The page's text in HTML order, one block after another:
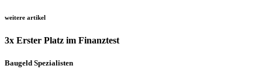
weitere artikel
3x Erster Platz im Finanztest
Baugeld Spezialisten